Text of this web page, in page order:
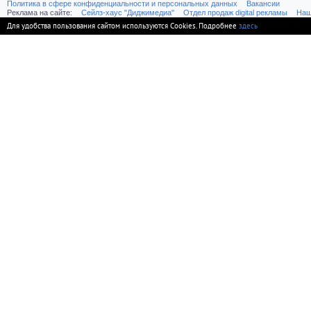
Политика в сфере конфиденциальности и персональных данных
Вакансии
Реклама на сайте:
Cейлз-хаус "Диджимедиа" Отдел продаж digital рекламы
Для удобства пользования сайтом используются Cookies. Подробнее здесь